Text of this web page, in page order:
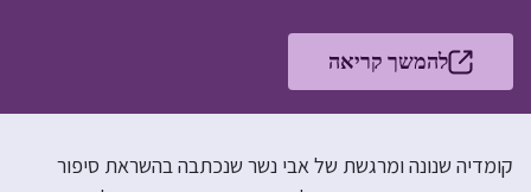
להמשך קריאה
קומדיה שנונה ומרגשת של אבי נשר שנכתבה בהשראת סיפור